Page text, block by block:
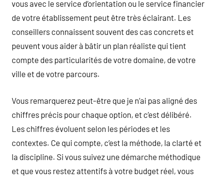
vous avec le service d’orientation ou le service financier
de votre établissement peut être très éclairant. Les
conseillers connaissent souvent des cas concrets et
peuvent vous aider à bâtir un plan réaliste qui tient
compte des particularités de votre domaine, de votre
ville et de votre parcours.
Vous remarquerez peut-être que je n’ai pas aligné des
chiffres précis pour chaque option, et c’est délibéré.
Les chiffres évoluent selon les périodes et les
contextes. Ce qui compte, c’est la méthode, la clarté et
la discipline. Si vous suivez une démarche méthodique
et que vous restez attentifs à votre budget réel, vous